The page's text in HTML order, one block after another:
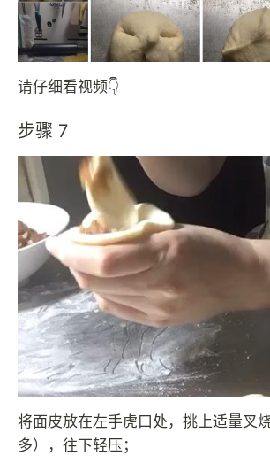
请仔细看视频👇
步骤 7
将面皮放在左手虎口处，挑上适量叉
多），往下轻压；